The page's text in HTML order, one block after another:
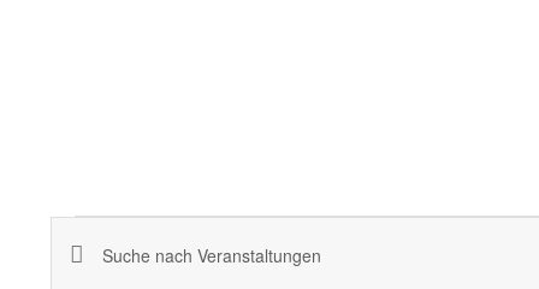
Veranstaltungen
Geben